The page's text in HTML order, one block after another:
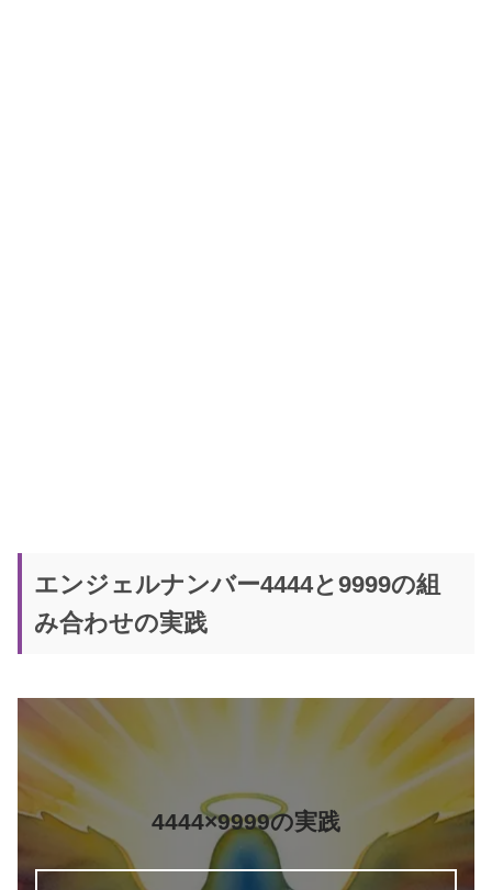
エンジェルナンバー4444と9999の組
み合わせの実践
4444×9999の実践